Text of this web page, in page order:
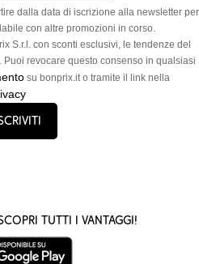
dalla data di iscrizione alla newsletter per
con altre promozioni in corso.
S.r.l. con sconti esclusivi, le tendenze del
revocare questo consenso in qualsiasi
su bonprix.it o tramite il link nella
tutti i vantaggi!